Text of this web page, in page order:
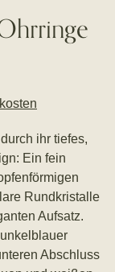
ihr tiefes,
Ein fein
Rundkristalle
Aufsatz.
Abschluss